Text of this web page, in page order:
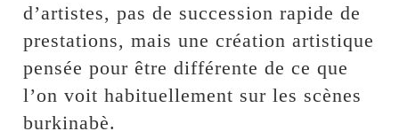
d’artistes, pas de succession rapide de
prestations, mais une création artistique
pensée pour être différente de ce que
l’on voit habituellement sur les scènes
burkinabè.